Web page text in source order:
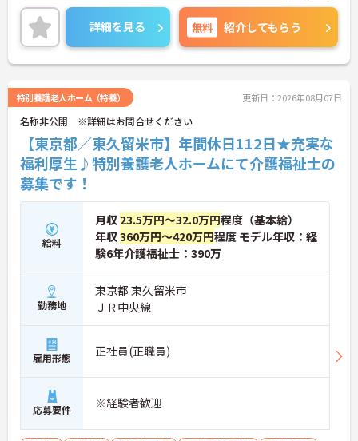
いポイントです◎残業ほぼなしのため仕事と私生活
の調和がとりやすい環境となっております！丁寧な
研修とフォロー体制で、ご自身のスキルアップもで
きます！
こちらの求人にご興味がございましたら面接のポイ
ます。
詳細を見る 無料 紹介してもらう
特別養護老人ホーム（特養） 更新日：2026年08月07日
名称非公開 ※詳細はお問合せください
【東京都／東久留米市】年間休日112日★充実な
福利厚生♪特別養護老人ホームにて介護福祉士の
募集です！
給料
月収 23.5万円～32.0万円程度（基本給）
年収360万円～420万円程度 モデル年収：経
験6年介護福祉士：390万
勤務地
東京都 東久留米市
ＪＲ中央線
雇用形態 正社員(正職員)
応募要件 ※経験者歓迎